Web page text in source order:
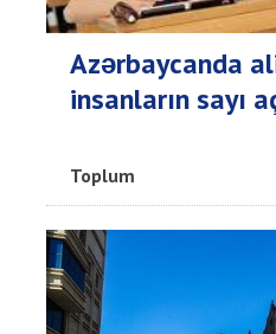
Azərbaycanda
insanların sayı
Toplum